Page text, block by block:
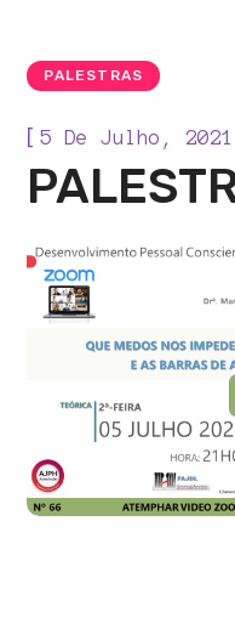
PALESTRAS
[5 De Julho, 2021